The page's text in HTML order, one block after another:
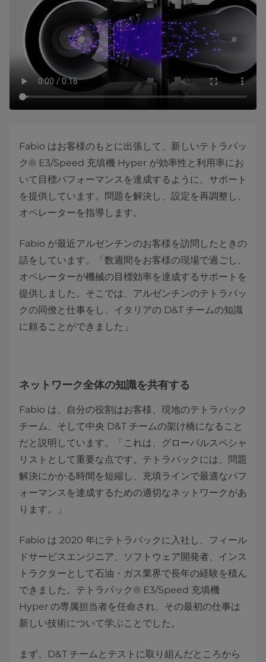
Fabio はお客様のもとに出張して、新しいテトラパッ
ク® E3/Speed 充填機 Hyper が効率性と利用率にお
いて目標パフォーマンスを達成するように、サポート
を提供しています。問題を解決し、設定を再調整し、
オペレーターを指導します。
Fabio が最近アルゼンチンのお客様を訪問したときの
話をしています。「数週間をお客様の現場で過ごし、
オペレーターが機械の目標効率を達成するサポートを
提供しました。そこでは、アルゼンチンのテトラパッ
クの同僚と仕事をし、イタリアの D&T チームの知識
に頼ることができました」
ネットワーク全体の知識を共有する
Fabio は、自分の役割はお客様、現地のテトラパック
チーム、そして中央 D&T チームの架け橋になること
だと説明しています。「これは、グローバルスペシャ
リストとして重要な点です。テトラパックには、問題
解決にかかる時間を短縮し、充填ラインで最適なパフ
ォーマンスを達成するための適切なネットワークがあ
ります。」
Fabio は 2020 年にテトラパックに入社し、フィール
ドサービスエンジニア、ソフトウェア開発者、インス
トラクターとして石油・ガス業界で長年の経験を積ん
できました。テトラパック® E3/Speed 充填機
Hyper の専属担当者を任命され、その最初の仕事は
新しい技術について学ぶことでした。
まず、D&T チームとテストに取り組んだところから